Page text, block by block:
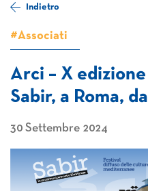
Indietro
#Associati
Arci – X
Sabir, a Roma,
30 Settembre 2024